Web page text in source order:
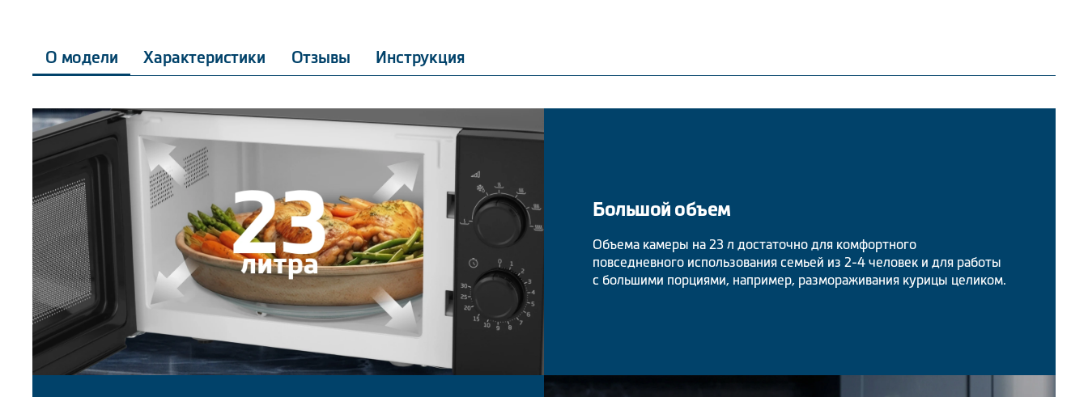
О модели Характеристики Отзывы Инструкция
Большой объем
Объема камеры на 23 л достаточно для комфортного
повседневного использования семьей из 2-4 человек и для работы
с большими порциями, например, размораживания курицы целиком.